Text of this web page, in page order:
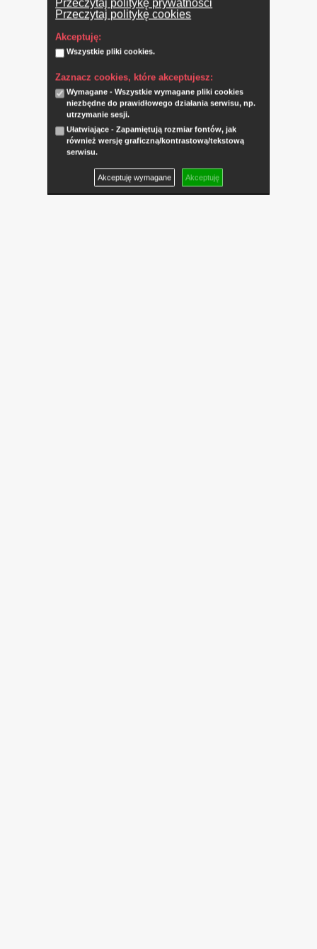
Przeczytaj politykę prywatności
Przeczytaj politykę cookies
Akceptuję:
Wszystkie pliki cookies.
Zaznacz cookies, które akceptujesz:
Wymagane - Wszystkie wymagane pliki cookies
niezbędne do prawidłowego działania serwisu, np.
utrzymanie sesji.
Ułatwiające - Zapamiętują rozmiar fontów, jak
również wersję graficzną/kontrastową/tekstową
serwisu.
Akceptuję wymagane Akceptuję